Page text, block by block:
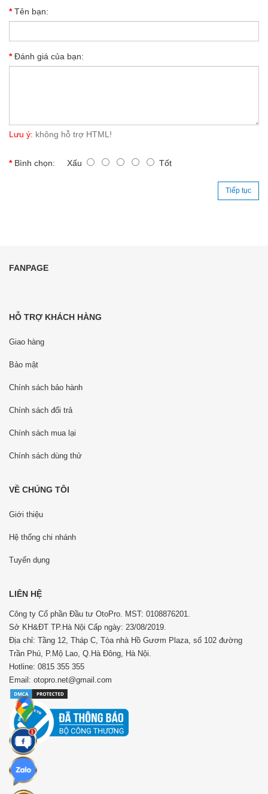
Tên bạn:
Đánh giá của bạn:
Lưu ý: không hỗ trợ HTML!
Bình chọn: Xấu Tốt
Tiếp tục
FANPAGE
HỖ TRỢ KHÁCH HÀNG
Giao hàng
Bảo mật
Chính sách bảo hành
Chính sách đổi trả
Chính sách mua lại
Chính sách dùng thử
VỀ CHÚNG TÔI
Giới thiệu
Hệ thống chi nhánh
Tuyển dụng
LIÊN HỆ
Công ty Cổ phần Đầu tư OtoPro. MST: 0108876201.
Sở KH&ĐT TP.Hà Nội Cấp ngày: 23/08/2019.
Địa chỉ: Tầng 12, Tháp C, Tòa nhà Hồ Gươm Plaza, số 102 đường
Trần Phú, P.Mộ Lao, Q.Hà Đông, Hà Nội.
Hotline: 0815 355 355
Email: otopro.net@gmail.com